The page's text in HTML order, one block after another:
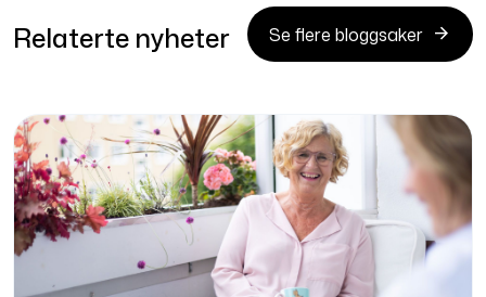
Relaterte nyheter Se flere bloggsaker